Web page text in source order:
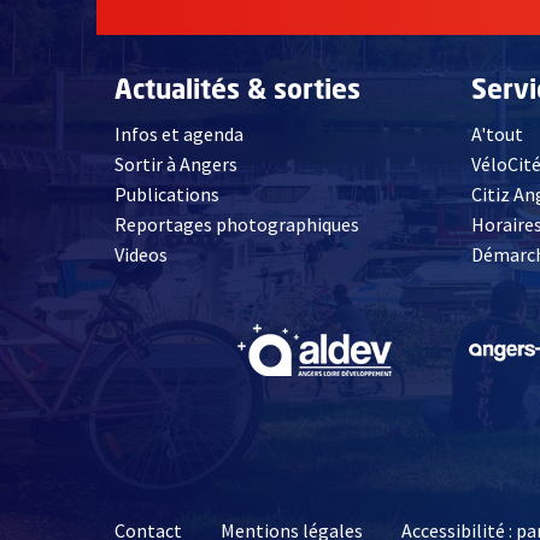
Actualités & sorties
Infos et agenda
Sortir à Angers
Publications
Reportages photographiques
Videos, Ouvre une nouvelle fenêtre
A'tout
VéloCité
Citiz
, Ouvre une
Contact Mentions légales Accessibilité :